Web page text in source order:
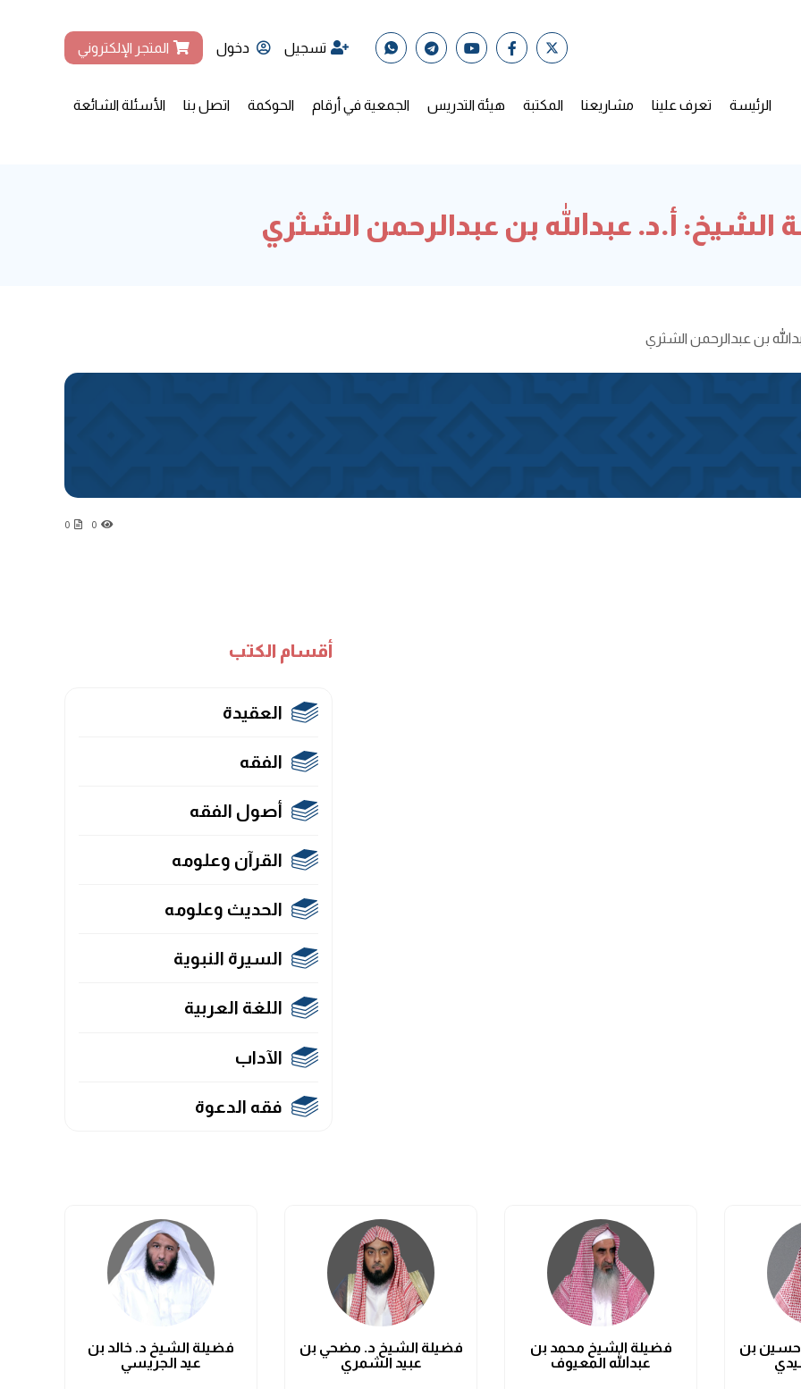
تسجيل دخول المتجر الإلكتروني
الرئيسة تعرف علينا مشاريعنا المكتبة هيئة التدريس الجمعية في أرقام الحوكمة اتصل بنا الأسئلة الشائعة
الشيخ: أ.د. عبدالله بن عبدالرحمن الشثري
بن عبدالرحمن الشثري
0
0
أقسام الكتب
العقيدة
الفقه
أصول الفقه
القرآن وعلومه
الحديث وعلومه
السيرة النبوية
اللغة العربية
الآداب
فقه الدعوة
حسين بن
فضيلة الشيخ محمد بن
عبدالله المعيوف
فضيلة الشيخ د. مضحي بن
عبيد الشمري
فضيلة الشيخ د. خالد بن
عيد الجريسي